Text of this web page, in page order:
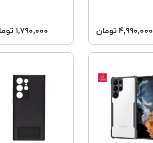
۴,۹۹۰,۰۰۰ تومان ۱,۷۹۰,۰۰۰ تومان